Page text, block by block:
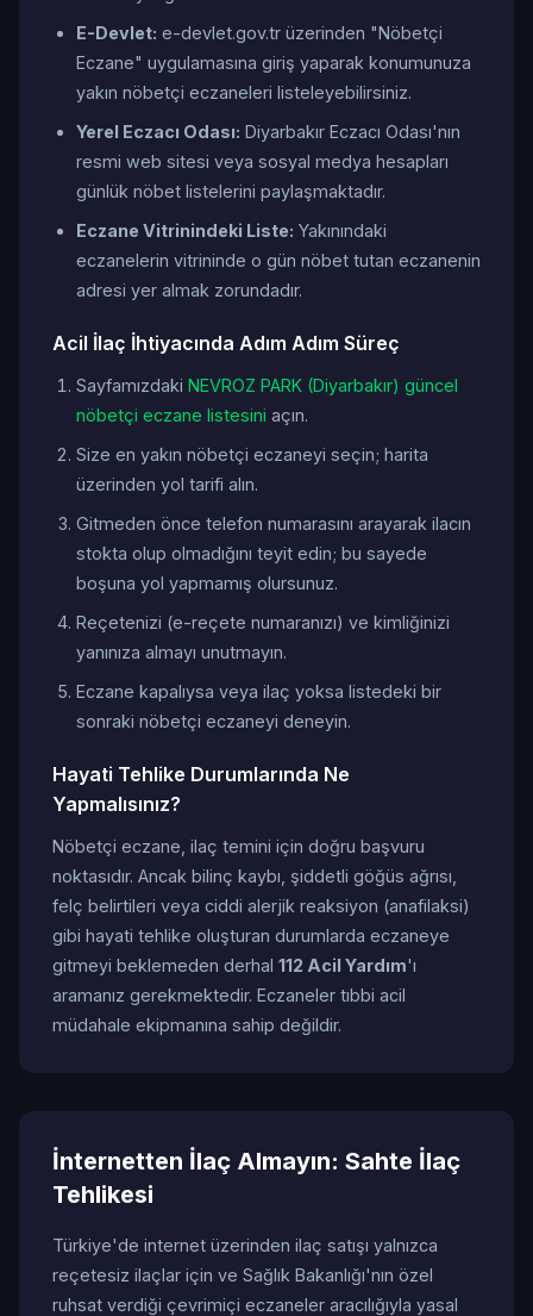
E-Devlet: e-devlet.gov.tr üzerinden "Nöbetçi
Eczane" uygulamasına giriş yaparak konumunuza
yakın nöbetçi eczaneleri listeleyebilirsiniz.
Yerel Eczacı Odası: Diyarbakır Eczacı Odası'nın
resmi web sitesi veya sosyal medya hesapları
günlük nöbet listelerini paylaşmaktadır.
Eczane Vitrinindeki Liste: Yakınındaki
eczanelerin vitrininde o gün nöbet tutan eczanenin
adresi yer almak zorundadır.
Acil İlaç İhtiyacında Adım Adım Süreç
Sayfamızdaki NEVROZ PARK (Diyarbakır) güncel
nöbetçi eczane listesini açın.
Size en yakın nöbetçi eczaneyi seçin; harita
üzerinden yol tarifi alın.
Gitmeden önce telefon numarasını arayarak ilacın
stokta olup olmadığını teyit edin; bu sayede
boşuna yol yapmamış olursunuz.
Reçetenizi (e-reçete numaranızı) ve kimliğinizi
yanınıza almayı unutmayın.
Eczane kapalıysa veya ilaç yoksa listedeki bir
sonraki nöbetçi eczaneyi deneyin.
Hayati Tehlike Durumlarında Ne
Yapmalısınız?
Nöbetçi eczane, ilaç temini için doğru başvuru
noktasıdır. Ancak bilinç kaybı, şiddetli göğüs ağrısı,
felç belirtileri veya ciddi alerjik reaksiyon (anafilaksi)
gibi hayati tehlike oluşturan durumlarda eczaneye
gitmeyi beklemeden derhal 112 Acil Yardım'ı
aramanız gerekmektedir. Eczaneler tıbbi acil
müdahale ekipmanına sahip değildir.
İnternetten İlaç Almayın: Sahte İlaç
Tehlikesi
Türkiye'de internet üzerinden ilaç satışı yalnızca
reçetesiz ilaçlar için ve Sağlık Bakanlığı'nın özel
ruhsat verdiği çevrimiçi eczaneler aracılığıyla yasal